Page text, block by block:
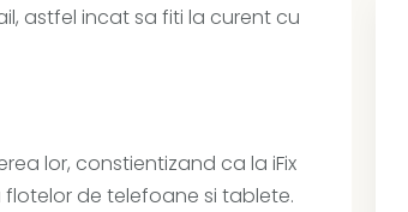
astfel incat sa fiti la curent cu
lor, constientizand ca la iFix
de telefoane si tablete.